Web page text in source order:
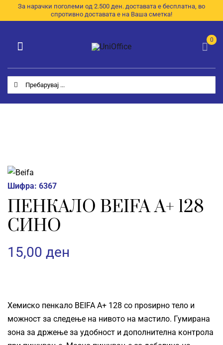
to
За нарачки поголеми од 2.500 ден. доставата е бесплатна, во
спротивно доставата е на Ваша сметка!
Search
for:
0
Toggle
Navigation
Категории
Почетна
E-Каталог
Контакт
Шифра: 6367
ПЕНКАЛО BEIFA A+ 128
СИНО
15,00 ден
Хемиско пенкало BEIFA A+ 128со проѕирно тело и
можност за следење на нивото на мастило. Гумирана
зона за држење за удобност и дополнителна контрола